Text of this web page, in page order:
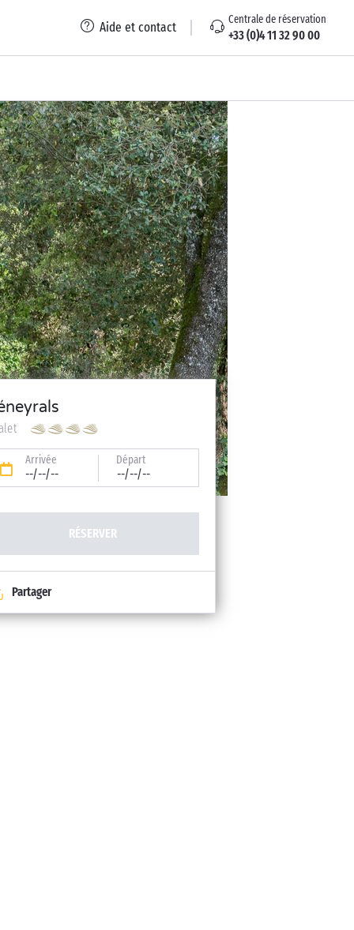
Aide et contact Centrale de réservation
+33 (0)4 11 32 90 00
Arrivée
--/--/--
Départ
--/--/--
RÉSERVER
Partager